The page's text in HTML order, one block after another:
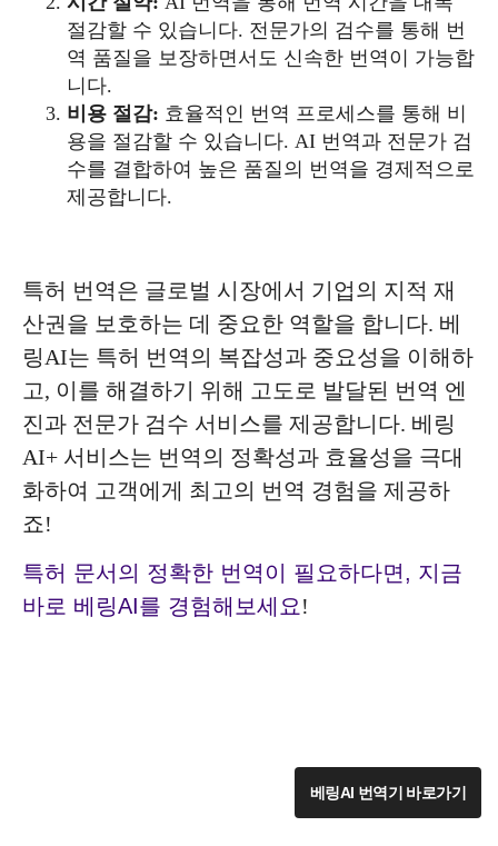
절감할 수 있습니다. 전문가의 검수를 통해 번
역 품질을 보장하면서도 신속한 번역이 가능합
니다.
비용 절감: 효율적인 번역 프로세스를 통해 비
용을 절감할 수 있습니다. AI 번역과 전문가 검
수를 결합하여 높은 품질의 번역을 경제적으로
제공합니다.
특허 번역은 글로벌 시장에서 기업의 지적 재
산권을 보호하는 데 중요한 역할을 합니다. 베
링AI는 특허 번역의 복잡성과 중요성을 이해하
고, 이를 해결하기 위해 고도로 발달된 번역 엔
진과 전문가 검수 서비스를 제공합니다. 베링
AI+ 서비스는 번역의 정확성과 효율성을 극대
화하여 고객에게 최고의 번역 경험을 제공하
죠!
특허 문서의 정확한 번역이 필요하다면, 지금
바로 베링AI를 경험해보세요 !
베링AI 번역기 바로가기